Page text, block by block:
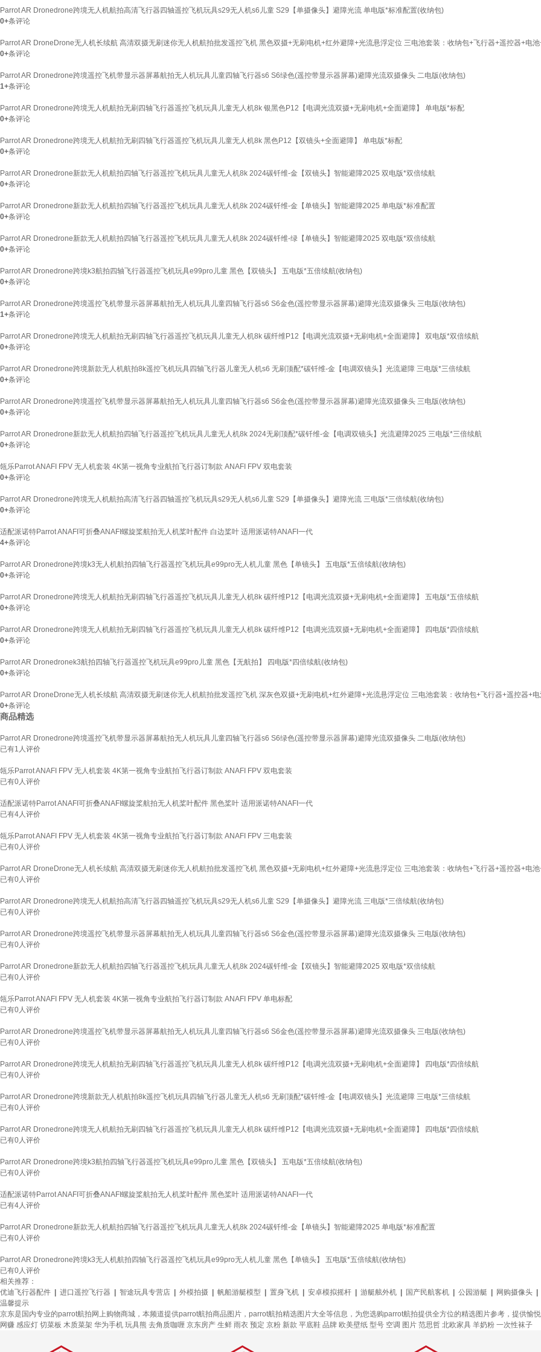
Parrot AR Dronedrone跨境无人机航拍高清飞行器四轴遥控飞机玩具s29无人机s6儿童 S29【单摄像头】避障光流 单电版*标准配置(收纳包)
0+条评论
Parrot AR DroneDrone无人机长续航 高清双摄无刷迷你无人机航拍批发遥控飞机 黑色双摄+无刷电机+红外避障+光流悬浮定位 三电池套装：收纳包+飞行器+遥控器+电
0+条评论
Parrot AR Dronedrone跨境遥控飞机带显示器屏幕航拍无人机玩具儿童四轴飞行器s6 S6绿色(遥控带显示器屏幕)避障光流双摄像头 二电版(收纳包)
1+条评论
Parrot AR Dronedrone跨境无人机航拍无刷四轴飞行器遥控飞机玩具儿童无人机8k 银黑色P12【电调光流双摄+无刷电机+全面避障】 单电版*标配
0+条评论
Parrot AR Dronedrone跨境无人机航拍无刷四轴飞行器遥控飞机玩具儿童无人机8k 黑色P12【双镜头+全面避障】 单电版*标配
0+条评论
Parrot AR Dronedrone新款无人机航拍四轴飞行器遥控飞机玩具儿童无人机8k 2024碳钎维-金【双镜头】智能避障2025 双电版*双倍续航
0+条评论
Parrot AR Dronedrone新款无人机航拍四轴飞行器遥控飞机玩具儿童无人机8k 2024碳钎维-金【单镜头】智能避障2025 单电版*标准配置
0+条评论
Parrot AR Dronedrone新款无人机航拍四轴飞行器遥控飞机玩具儿童无人机8k 2024碳钎维-绿【单镜头】智能避障2025 双电版*双倍续航
0+条评论
Parrot AR Dronedrone跨境k3航拍四轴飞行器遥控飞机玩具e99pro儿童 黑色【双镜头】 五电版*五倍续航(收纳包)
0+条评论
Parrot AR Dronedrone跨境遥控飞机带显示器屏幕航拍无人机玩具儿童四轴飞行器s6 S6金色(遥控带显示器屏幕)避障光流双摄像头 三电版(收纳包)
1+条评论
Parrot AR Dronedrone跨境无人机航拍无刷四轴飞行器遥控飞机玩具儿童无人机8k 碳纤维P12【电调光流双摄+无刷电机+全面避障】 双电版*双倍续航
0+条评论
Parrot AR Dronedrone跨境新款无人机航拍8k遥控飞机玩具四轴飞行器儿童无人机s6 无刷顶配*碳钎维-金【电调双镜头】光流避障 三电版*三倍续航
0+条评论
Parrot AR Dronedrone跨境遥控飞机带显示器屏幕航拍无人机玩具儿童四轴飞行器s6 S6金色(遥控带显示器屏幕)避障光流双摄像头 三电版(收纳包)
0+条评论
Parrot AR Dronedrone新款无人机航拍四轴飞行器遥控飞机玩具儿童无人机8k 2024无刷顶配*碳钎维-金【电调双镜头】光流避障2025 三电版*三倍续航
0+条评论
瓴乐Parrot ANAFI FPV 无人机套装 4K第一视角专业航拍飞行器订制款 ANAFI FPV 双电套装
0+条评论
Parrot AR Dronedrone跨境无人机航拍高清飞行器四轴遥控飞机玩具s29无人机s6儿童 S29【单摄像头】避障光流 三电版*三倍续航(收纳包)
0+条评论
适配派诺特Parrot ANAFI可折叠ANAFI螺旋桨航拍无人机桨叶配件 白边桨叶 适用派诺特ANAFI一代
4+条评论
Parrot AR Dronedrone跨境k3无人机航拍四轴飞行器遥控飞机玩具e99pro无人机儿童 黑色【单镜头】 五电版*五倍续航(收纳包)
0+条评论
Parrot AR Dronedrone跨境无人机航拍无刷四轴飞行器遥控飞机玩具儿童无人机8k 碳纤维P12【电调光流双摄+无刷电机+全面避障】 五电版*五倍续航
0+条评论
Parrot AR Dronedrone跨境无人机航拍无刷四轴飞行器遥控飞机玩具儿童无人机8k 碳纤维P12【电调光流双摄+无刷电机+全面避障】 四电版*四倍续航
0+条评论
Parrot AR Dronedronek3航拍四轴飞行器遥控飞机玩具e99pro儿童 黑色【无航拍】 四电版*四倍续航(收纳包)
0+条评论
Parrot AR DroneDrone无人机长续航 高清双摄无刷迷你无人机航拍批发遥控飞机 深灰色双摄+无刷电机+红外避障+光流悬浮定位 三电池套装：收纳包+飞行器+遥控器+
0+条评论
商品精选
Parrot AR Dronedrone跨境遥控飞机带显示器屏幕航拍无人机玩具儿童四轴飞行器s6 S6绿色(遥控带显示器屏幕)避障光流双摄像头 二电版(收纳包)
已有1 人评价
瓴乐Parrot ANAFI FPV 无人机套装 4K第一视角专业航拍飞行器订制款 ANAFI FPV 双电套装
已有0人评价
适配派诺特Parrot ANAFI可折叠ANAFI螺旋桨航拍无人机桨叶配件 黑色桨叶 适用派诺特ANAFI一代
已有4人评价
瓴乐Parrot ANAFI FPV 无人机套装 4K第一视角专业航拍飞行器订制款 ANAFI FPV 三电套装
已有0人评价
Parrot AR DroneDrone无人机长续航 高清双摄无刷迷你无人机航拍批发遥控飞机 黑色双摄+无刷电机+红外避障+光流悬浮定位 三电池套装：收纳包+飞行器+遥控器+电
已有0人评价
Parrot AR Dronedrone跨境无人机航拍高清飞行器四轴遥控飞机玩具s29无人机s6儿童 S29【单摄像头】避障光流 三电版*三倍续航(收纳包)
已有0人评价
Parrot AR Dronedrone跨境遥控飞机带显示器屏幕航拍无人机玩具儿童四轴飞行器s6 S6金色(遥控带显示器屏幕)避障光流双摄像头 三电版(收纳包)
已有0人评价
Parrot AR Dronedrone新款无人机航拍四轴飞行器遥控飞机玩具儿童无人机8k 2024碳钎维-金【双镜头】智能避障2025 双电版*双倍续航
已有0人评价
瓴乐Parrot ANAFI FPV 无人机套装 4K第一视角专业航拍飞行器订制款 ANAFI FPV 单电标配
已有0人评价
Parrot AR Dronedrone跨境遥控飞机带显示器屏幕航拍无人机玩具儿童四轴飞行器s6 S6金色(遥控带显示器屏幕)避障光流双摄像头 三电版(收纳包)
已有0人评价
Parrot AR Dronedrone跨境无人机航拍无刷四轴飞行器遥控飞机玩具儿童无人机8k 碳纤维P12【电调光流双摄+无刷电机+全面避障】 四电版*四倍续航
已有0人评价
Parrot AR Dronedrone跨境新款无人机航拍8k遥控飞机玩具四轴飞行器儿童无人机s6 无刷顶配*碳钎维-金【电调双镜头】光流避障 三电版*三倍续航
已有0人评价
Parrot AR Dronedrone跨境无人机航拍无刷四轴飞行器遥控飞机玩具儿童无人机8k 碳纤维P12【电调光流双摄+无刷电机+全面避障】 四电版*四倍续航
已有0人评价
Parrot AR Dronedrone跨境k3航拍四轴飞行器遥控飞机玩具e99pro儿童 黑色【双镜头】 五电版*五倍续航(收纳包)
已有0人评价
适配派诺特Parrot ANAFI可折叠ANAFI螺旋桨航拍无人机桨叶配件 黑色桨叶 适用派诺特ANAFI一代
已有4人评价
Parrot AR Dronedrone新款无人机航拍四轴飞行器遥控飞机玩具儿童无人机8k 2024碳钎维-金【单镜头】智能避障2025 单电版*标准配置
已有0人评价
Parrot AR Dronedrone跨境k3无人机航拍四轴飞行器遥控飞机玩具e99pro无人机儿童 黑色【单镜头】 五电版*五倍续航(收纳包)
已有0人评价
相关推荐：
优迪飞行器配件
进口遥控飞行器 智途玩具专营店 外模拍摄 帆船游艇模型 置身飞机 安卓模拟摇杆 游艇舷外机 国产民航客机 公园游艇 网购摄像头
温馨提示
京东是国内专业的parrot航拍网上购物商城，本频道提供parrot航拍商品图片，parrot航拍精选图片大全等信息，为您选购parrot航拍提供全方位的精选图片参考，提供愉
网赚 感应灯 切菜板 木质菜架 华为手机 玩具熊 去角质咖喱 京东房产 生鲜 雨衣 预定 京粉 新款 平底鞋 品牌 欧美壁纸 型号 空调 图片 范思哲 北欧家具 羊奶粉 一次性袜子